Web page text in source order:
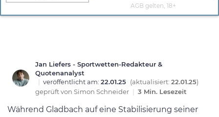
AGB gelten, 18+
Jan Liefers - Sportwetten-Redakteur &
Quotenanalyst
| veröffentlicht am: 22.01.25 (aktualisiert: 22.01.25)
geprüft von Simon Schneider | 3 Min. Lesezeit
Während Gladbach auf eine Stabilisierung seiner